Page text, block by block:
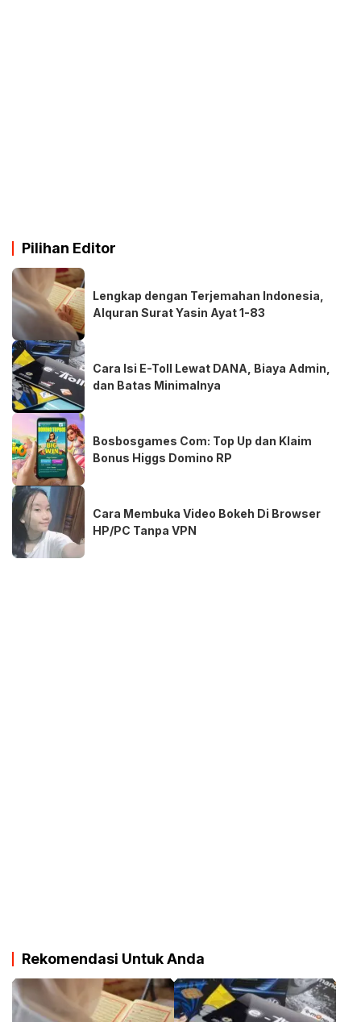
Pilihan Editor
Lengkap dengan Terjemahan Indonesia,
Alquran Surat Yasin Ayat 1-83
Cara Isi E-Toll Lewat DANA, Biaya Admin,
dan Batas Minimalnya
Bosbosgames Com: Top Up dan Klaim
Bonus Higgs Domino RP
Cara Membuka Video Bokeh Di Browser
HP/PC Tanpa VPN
Rekomendasi Untuk Anda